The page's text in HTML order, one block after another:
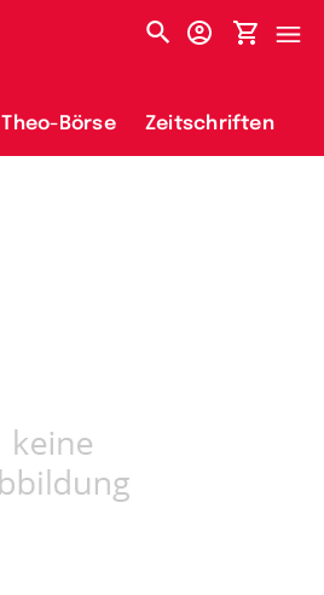
Theo-Börse Zeitschriften